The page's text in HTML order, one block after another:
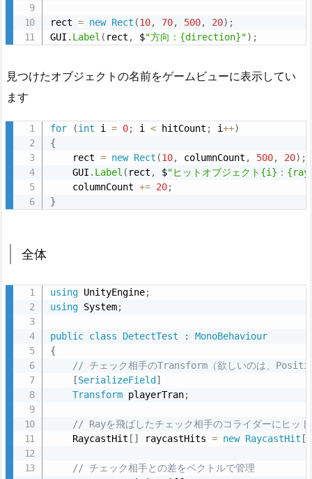
rect = new Rect (10, 70, 500, 20) ;
GUI . Label ( rect , $"方向：{direction}") ;
見つけたオブジェクトの名前をゲームビューに表示してい
ます
for (int i = 0; i < hitCount ; i++)
{
    rect
= new Rect (10, columnCount , 500, 20) ;
    GUI
. Label ( rect , $"ヒットオブジェクト{i}：
    columnCount
+= 20;
}
全体
using UnityEngine;
using System;
public class DetectTest :
MonoBehaviour
{
// チェック相手のTransform（欲しいのは、
[SerializeField ]
Transform playerTran;
// Rayを飛ばしたチェック相手のコライダーにヒッ
    RaycastHit
[ ] raycastHits = new RaycastHit [
// チェック相手との差をベクトルで管理